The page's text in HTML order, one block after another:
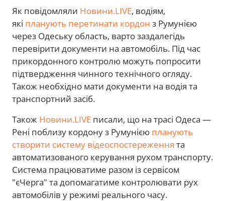
Як повідомляли Новини.LIVE, водіям,
які планують перетинати кордон з Румунією
через Одеську область, варто заздалегідь
перевірити документи на автомобіль. Під час
прикордонного контролю можуть попросити
підтвердження чинного технічного огляду.
Також необхідно мати документи на водія та
транспортний засіб.
Також Новини.LIVE писали, що на трасі Одеса —
Рені поблизу кордону з Румунією планують
створити систему відеоспостереження та
автоматизованого керування рухом транспорту.
Система працюватиме разом із сервісом
"єЧерга" та допомагатиме контролювати рух
автомобілів у режимі реального часу.